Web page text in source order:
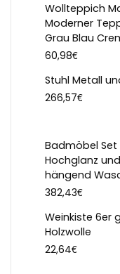
Wollteppich
Moderner
Grau Blau
60,98€
Stuhl Metall
266,57€
Badmöbel Set
Hochglanz
hängend
382,43€
Weinkiste 6er
Holzwolle
22,64€